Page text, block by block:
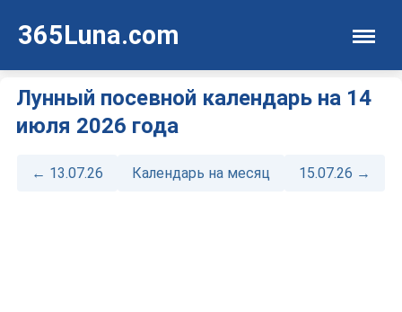
365Luna.com
Лунный посевной календарь на 14
июля 2026 года
← 13.07.26 Календарь на месяц 15.07.26 →